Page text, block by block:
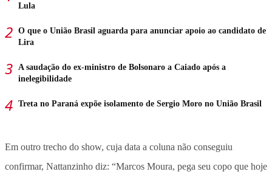
Lula
O que o União Brasil aguarda para anunciar apoio ao candidato de
Lira
A saudação do ex-ministro de Bolsonaro a Caiado após a
inelegibilidade
Treta no Paraná expõe isolamento de Sergio Moro no União Brasil
Em outro trecho do show, cuja data a coluna não conseguiu
confirmar, Nattanzinho diz: “Marcos Moura, pega seu copo que hoje